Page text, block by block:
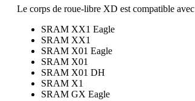
Le corps de roue-libre XD est compatible avec
SRAM XX1 Eagle
SRAM XX1
SRAM X01 Eagle
SRAM X01
SRAM X01 DH
SRAM X1
SRAM GX Eagle